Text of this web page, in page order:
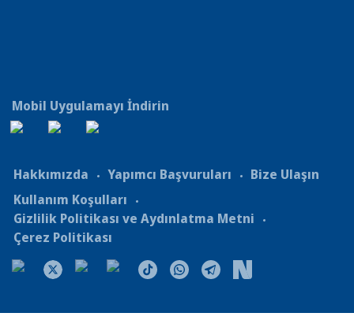
Mobil Uygulamayı İndirin
Hakkımızda Yapımcı Başvuruları
Bize Ulaşın
Kullanım Koşulları
Gizlilik Politikası ve Aydınlatma Metni
Çerez Politikası